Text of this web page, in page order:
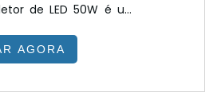
de LED 50W é um
da luz que
padronizadas da
AGORA